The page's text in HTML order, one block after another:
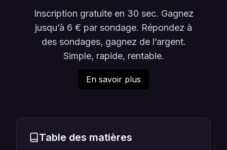
Inscription gratuite en 30 sec. Gagnez
jusqu’à 6 € par sondage. Répondez à
des sondages, gagnez de l’argent.
Simple, rapide, rentable.
En savoir plus
Table des matières